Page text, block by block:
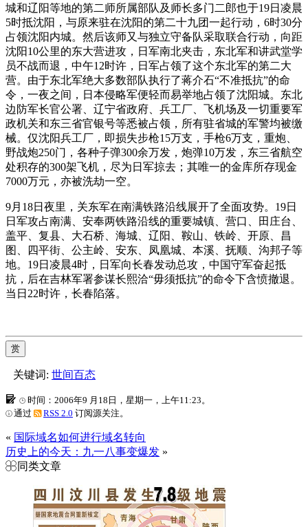
城和辽阳等地的第二师所属部队及师长多门二郎也于19日凌晨
5时抵沈阳，与原来驻在沈阳的第二十九团一起行动，6时30分
占领沈阳内城。然后该师又与独立守备队采取联合行动，向距
沈阳10公里的东大营进攻，日军南北夹击，东北军和讲武堂学
员不战而退，中午12时许，日军占领了这个东北军的第二大
营。由于东北军绝大多数部队执行了蒋介石“不准抵抗”的命
令，一夜之间，日本侵略军便轻而易举地占领了沈阳城。东北
边防军长官公署、辽宁省政府、兵工厂、飞机场及一切重要军
政机关和东三省官银号等悉被占领，所有驻省城的军警均被缴
械。仅沈阳兵工厂，即损失步枪15万支，手枪6万支，重炮、
野战炮250门，各种子弹300余万发，炮弹10万发，东三省航空
处积存的300架飞机，尽为日军掠去；其唯一的金库所存现金
7000万元，亦被洗劫一空。
9月18日夜里，关东军在南满铁路沿线展开了全面攻势。19日
日军攻占南满、安奉两铁路沿线的重要城镇、营口、田庄台、
盖平、复县、大石桥、海城、辽阳、鞍山、铁岭、开原、昌
图、四平街、公主岭、安东、凤凰城、本溪、抚顺、沟邦子等
地。19日凌晨4时，日军向长春发动总攻，中国守军奋起抵
抗，后在吉林军署参谋长熙洽“毋须抵抗”的命令下含愤撤退。
当日22时许，长春陷落。
赏
关键词: 世间百态
时间：2006年9 月18日，星期一，上午11:23。
通过
RSS 2.0 订阅源关注。
« 国际域名如何进行域名转向
历史上的今天：九一八事变爆发 »
同类文章